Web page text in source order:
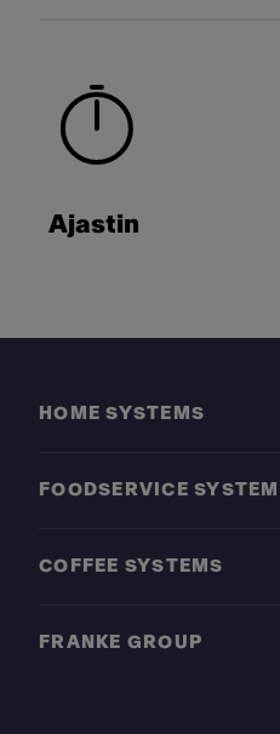
Ajastin
HOME SYSTEMS
FOODSERVICE
COFFEE SYSTEMS
FRANKE GROUP